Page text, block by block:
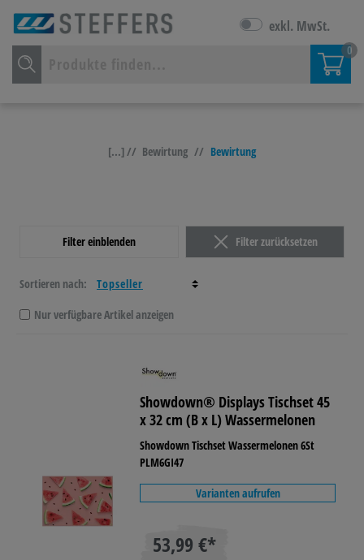
exkl. MwSt.
0
[...] // Bewirtung // Bewirtung
Filter einblenden Filter zurücksetzen
Sortieren nach:
Nur verfügbare Artikel anzeigen
Showdown® Displays Tischset 45
x 32 cm (B x L) Wassermelonen
Showdown Tischset Wassermelonen 6St
PLM6GI47
Varianten aufrufen
53,99 €*